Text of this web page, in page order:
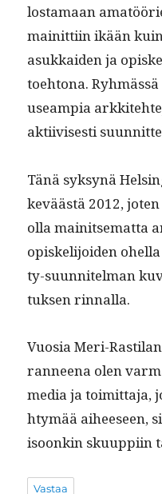
losta­maan
mainit­ti­in ikään
asukkaiden ja
toe­htona.
use­ampia
akti­ivis­es­ti
Tänä syksynä
keväästä 2012,
olla mainit­se­mat­ta
opiske­li­joiden
ty-suun­nitel­man
tuk­sen rinnalla.
Vuosia Meri-
ran­neena olen
media ja toimit­ta­ja,
htymää aiheeseen,
isoonkin sku­up­pi­in
Vastaa